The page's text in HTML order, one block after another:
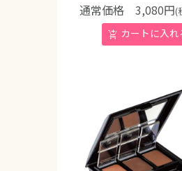
通常価格 3,080円(